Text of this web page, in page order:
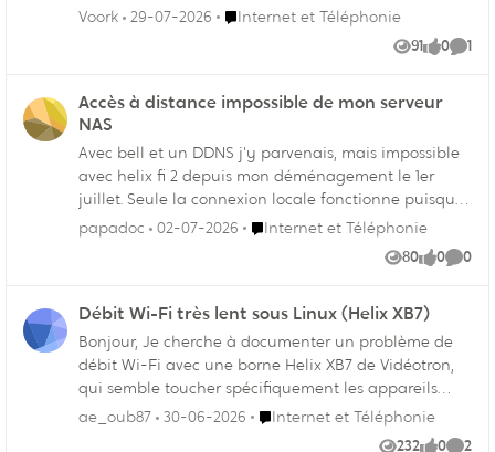
résolution, streaming, ou bien utiliser un server pour
gamer consomme toute la bande passante en
upload. Si cela n'est pas possible dans les 2
de ISP.
Voork 29-07-2026 Endroit Internet et Téléphonie
Internet et Téléphonie
91
Vues 0
like 1
Accès à distance impossible de mon serveur
NAS
Avec bell et un DDNS j'y parvenais, mais impossible
avec helix fi 2 depuis mon déménagement le 1er
juillet. Seule la connexion locale fonctionne puisque
l'option mode pont n'est pas compatible avec le
module optique que l'installateur a installé. Le mode
pont plus un routeur en DDNS ça aurait fonctionné.
papadoc 02-07-2026 Endroit Internet et Téléphonie
Internet et Téléphonie
80
Vues 0
like 0
Débit Wi-Fi très lent sous Linux (Helix XB7)
Bonjour, Je cherche à documenter un problème de
débit Wi-Fi avec une borne Helix XB7 de Vidéotron,
qui semble toucher spécifiquement les appareils
sous Linux. Contexte : Borne : Helix XB7, technologie
ae_oub87 30-06-2026 Endroit Internet et Téléphonie
Internet et Téléphonie
232
0 2